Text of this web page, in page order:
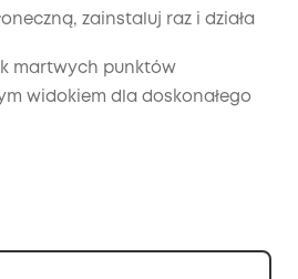
zainstaluj raz i działa
martwych punktów
widokiem dla doskonałego